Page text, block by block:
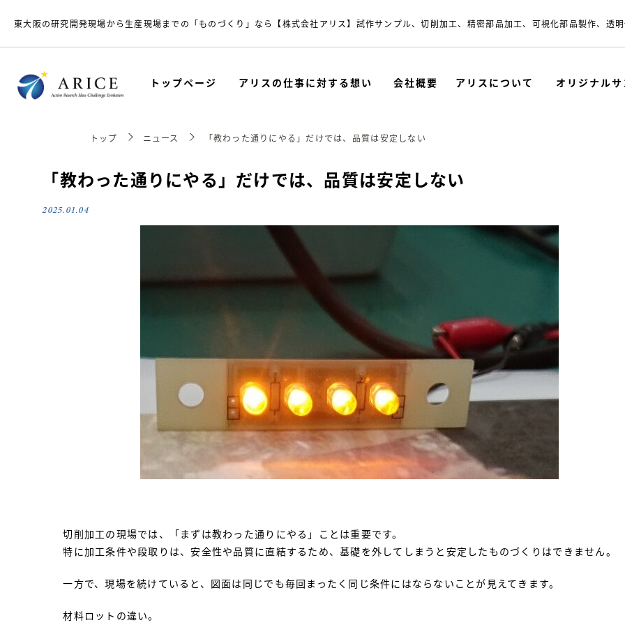
東大阪の研究開発現場から生産現場までの「ものづくり」なら【株式会社アリス】試作サンプル、切削加工、精密部品加工、可視化部品製作、透
トップページ アリスの仕事に対する想い 会社概要 アリスについて オリジナル
トップ ニュース 「教わった通りにやる」だけでは、品質は安定しない
「教わった通りにやる」だけでは、品質は安定しない
2025.01.04
切削加工の現場では、「まずは教わった通りにやる」ことは重要です。
特に加工条件や段取りは、安全性や品質に直結するため、基礎を外してしまうと安定したものづくりはできません。
一方で、現場を続けていると、図面は同じでも毎回まったく同じ条件にはならないことが見えてきます。
材料ロットの違い。